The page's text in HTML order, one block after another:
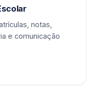
notas,
e comunicação